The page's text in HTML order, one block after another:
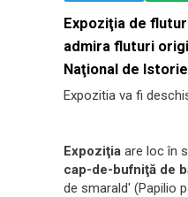
Expoziţia de
admira fluturi
Naţional de
Expozitia va fi
Expoziţia are loc în
cap-de-bufniţă de
de smarald' (Papilio